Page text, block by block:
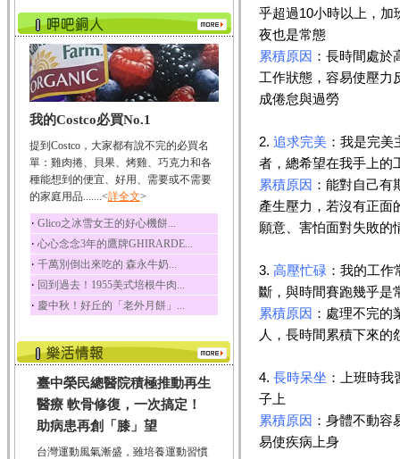
素C、及豐富的蛋白...
我的Costco必買No.1
提到Costco，大家都有說不完的必買名
單：雞肉捲、貝果、烤雞、巧克力和各
種能想到的便宜、好用、需要或不需要
的家庭用品.......<詳全文>
‧ Glico之冰雪女王的好心機餅...
‧ 心心念念3年的鷹牌GHIRARDE...
‧ 千萬別倒出來吃的 森永牛奶...
‧ 回到過去！1955美式培根牛肉...
‧ 慶中秋！好丘的「老外月餅」...
臺中榮民總醫院積極推動再生
醫療 軟骨修復，一次搞定！
助病患再創「膝」望
台灣運動風氣漸盛，雖培養運動習慣
乎超過10小時以上，加
夜也是常態
累積原因 ：長時間處於
工作狀態，容易使壓力
成倦怠與過勞
2. 追求完美 ：我是完美
者，總希望在我手上的
累積原因 ：能對自己
產生壓力，若沒有正面
願意、害怕面對失敗的
3. 高壓忙碌 ：我的工
斷，與時間賽跑幾乎是
累積原因 ：處理不完
人，長時間累積下來的
4. 長時呆坐 ：上班時
子上
累積原因 ：身體不動
易使疾病上身